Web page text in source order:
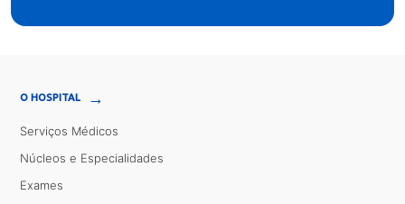
O HOSPITAL →
Serviços Médicos
Núcleos e Especialidades
Exames